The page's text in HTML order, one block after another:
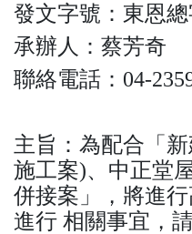
發文字號：東恩總
承辦人：蔡芳奇
聯絡電話：04-
主旨：為配合「
施工案)、中正堂
併接案」，將進
進行 相關事宜，請